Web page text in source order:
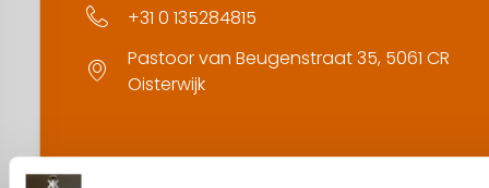
+31 0 135284815
Pastoor van Beugenstraat 35, 5061 CR
Oisterwijk